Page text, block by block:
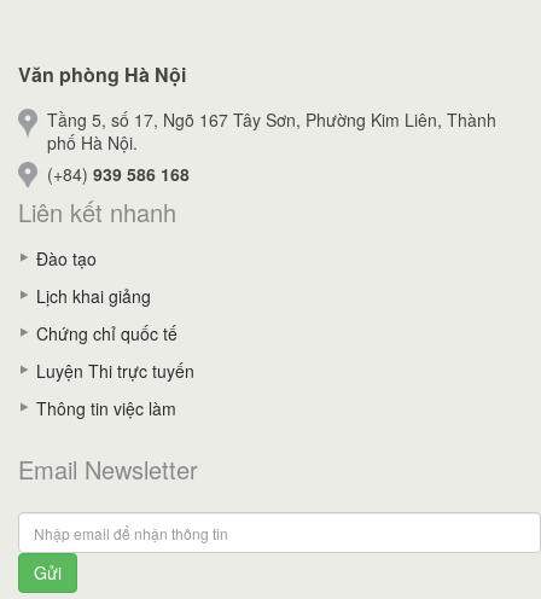
Văn phòng Hà Nội
Tầng 5, số 17, Ngõ 167 Tây Sơn, Phường Kim Liên, Thành
phố Hà Nội.
(+84) 939 586 168
Liên kết nhanh
Đào tạo
Lịch khai giảng
Chứng chỉ quốc tế
Luyện Thi trực tuyến
Thông tin việc làm
Email Newsletter
Gửi